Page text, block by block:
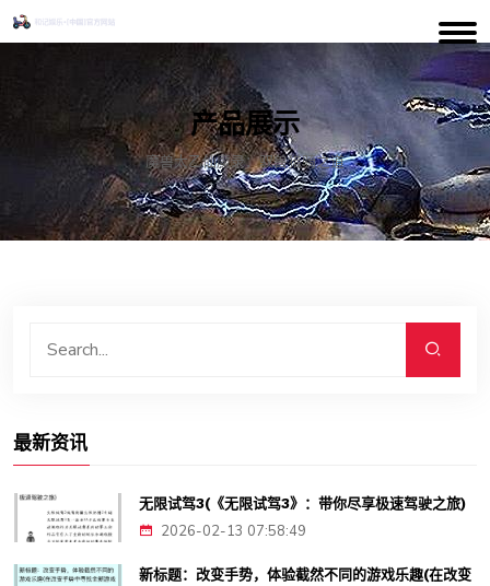
产品展示
魔兽太乙仙魔录：驭兽猎骑之道
最新资讯
无限试驾3(《无限试驾3》：带你尽享极速驾驶之旅)
2026-02-13 07:58:49
新标题：改变手势，体验截然不同的游戏乐趣(在改变